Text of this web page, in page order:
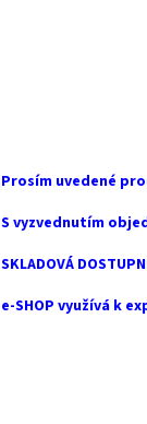
Prosím uvedené
S vyzvednutím
SKLADOVÁ
e-SHOP využívá k